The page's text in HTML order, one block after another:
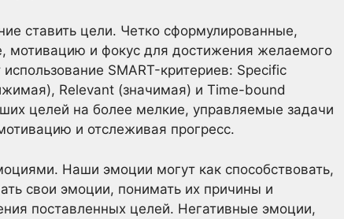
ставить цели. Четко сформулированные,
мотивацию и фокус для достижения желаемого
SMART-критериев: Specific
Relevant (значимая) и Time-bound
целей на более мелкие, управляемые задачи
и отслеживая прогресс.
Наши эмоции могут как способствовать,
свои эмоции, понимать их причины и
поставленных целей. Негативные эмоции,